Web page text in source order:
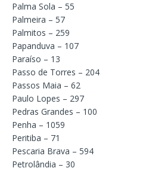
Palma Sola – 55
Palmeira – 57
Palmitos – 259
Papanduva – 107
Paraíso – 13
Passo de Torres – 204
Passos Maia – 62
Paulo Lopes – 297
Pedras Grandes – 100
Penha – 1059
Peritiba – 71
Pescaria Brava – 594
Petrolândia – 30